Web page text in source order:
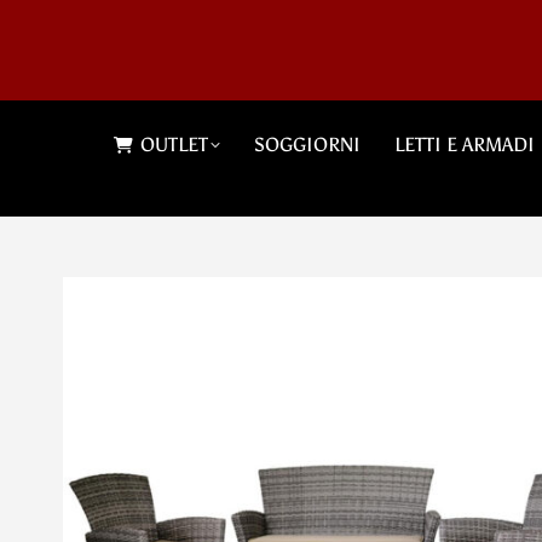
OUTLET SOGGIORNI LETTI E ARMADI